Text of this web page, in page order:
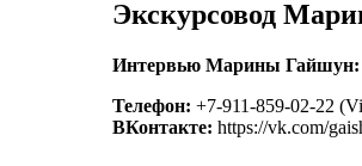
Экскурсовод
Интервью Марины Гайшун:
Телефон: +7-911-859-02-22
ВКонтакте: https://vk.com/